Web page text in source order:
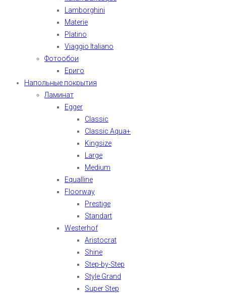
Lamborghini
Materie
Platino
Viaggio Italiano
Фотообои
Ериго
Напольные покрытия
Ламинат
Egger
Classic
Classic Aqua+
Kingsize
Large
Medium
Equalline
Floorway
Prestige
Standart
Westerhof
Aristocrat
Shine
Step-by-Step
Style Grand
Super Step